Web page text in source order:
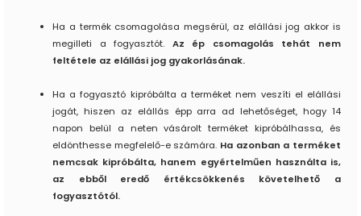
Ha a termék csomagolása megsérül, az elállási jog akkor is
megilleti a fogyasztót. Az ép csomagolás tehát nem
feltétele az elállási jog gyakorlásának.
Ha a fogyasztó kipróbálta a terméket nem veszíti el elállási
jogát, hiszen az elállás épp arra ad lehetőséget, hogy 14
napon belül a neten vásárolt terméket kipróbálhassa, és
eldönthesse megfelelő-e számára. Ha azonban a terméket
nemcsak kipróbálta, hanem egyértelműen használta is,
az ebből eredő értékcsökkenés követelhető a
fogyasztótól.